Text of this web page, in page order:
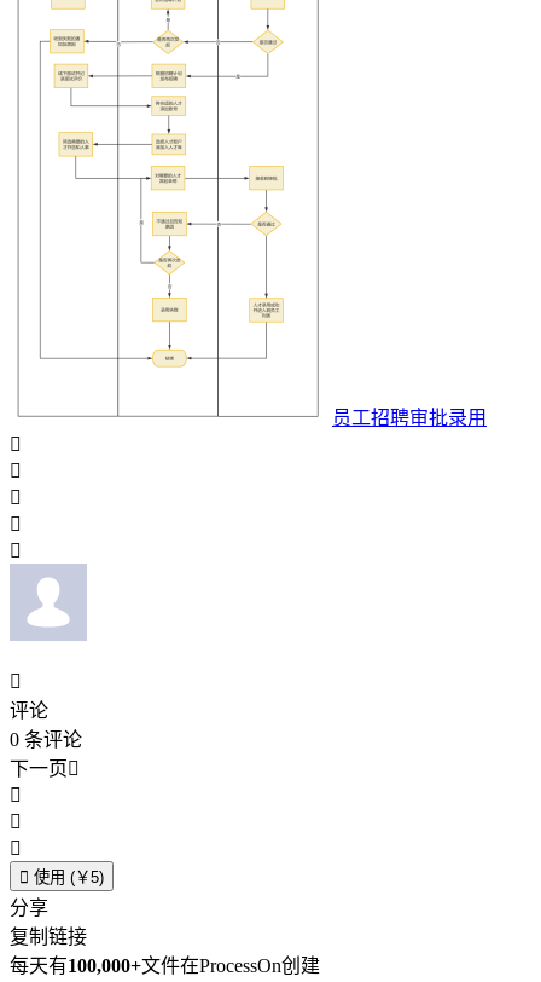
员工招聘审批录用






评论
0 条评论
下一页



 使用 (￥5)
分享
复制链接
每天有100,000+文件在ProcessOn创建